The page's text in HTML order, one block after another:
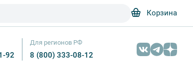
Корзина
92
Для регионов РФ
8 (800) 333-08-12